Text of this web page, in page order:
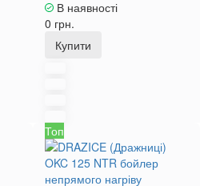
В наявності
0 грн.
Купити
Топ